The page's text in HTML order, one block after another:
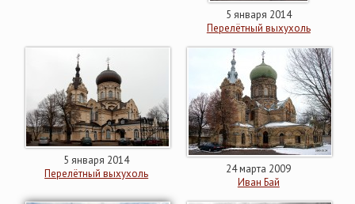
5 января 2014
Перелётный выхухоль
5 января 2014
Перелётный выхухоль
24 марта 2009
Иван Бай